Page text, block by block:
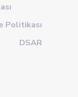
Politikası
DSAR